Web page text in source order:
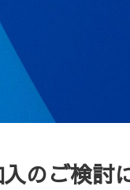
のご検討